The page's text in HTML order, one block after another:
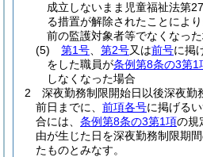
成立しないまま児童福祉法第
る措置が解除されたことによ
前の監護対象者等でなくなっ
(5)
第1号 第2号又は前号に掲
をした職員が条例第8条の3第1
しなくなった場合
2
深夜勤務制限開始日以後深夜勤
前日までに、 前項各号に掲げる
合には、 条例第8条の3第1項の規
由が生じた日を深夜勤務制限期
たものとみなす。